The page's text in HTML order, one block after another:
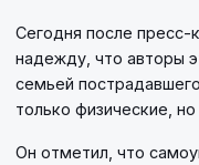
Сегодня после пресс-
надежду, что авторы
семьей
только физические,
Он отметил, что